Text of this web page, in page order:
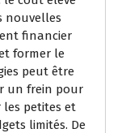
nouvelles
financier
former le
peut être
un frein pour
les petites et
limités. De